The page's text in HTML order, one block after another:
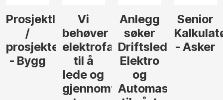
Anlegg
søker
Driftsleder
Elektro
Automasjon
Senior
Kalkulatør
- Asker
Senior
Tilbudsleder
Anlegg
- Oslo